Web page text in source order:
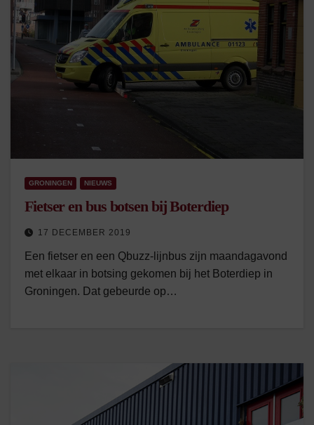
GRONINGEN NIEUWS
Fietser en bus botsen bij Boterdiep
17 DECEMBER 2019
Een fietser en een Qbuzz-lijnbus zijn maandagavond
met elkaar in botsing gekomen bij het Boterdiep in
Groningen. Dat gebeurde op…